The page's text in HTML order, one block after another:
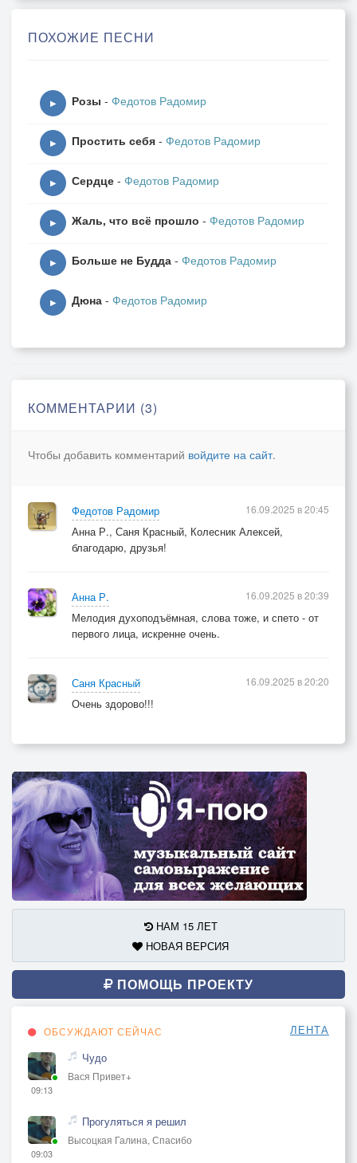
ПОХОЖИЕ ПЕСНИ
▶ Розы - Федотов Радомир
▶ Простить себя - Федотов Радомир
▶ Сердце - Федотов Радомир
▶ Жаль, что всё прошло - Федотов Радомир
▶ Больше не Будда - Федотов Радомир
▶ Дюна - Федотов Радомир
КОММЕНТАРИИ (3)
Чтобы добавить комментарий войдите на сайт.
Федотов Радомир
Анна Р., Саня Красный, Колесник Алексей,
благодарю, друзья!
16.09.2025 в 20:45
Анна Р.
Мелодия духоподъёмная, слова тоже, и спето - от
первого лица, искренне очень.
16.09.2025 в 20:39
Саня Красный
Очень здорово!!!
16.09.2025 в 20:20
НАМ 15 ЛЕТ
НОВАЯ ВЕРСИЯ
ПОМОЩЬ ПРОЕКТУ
ОБСУЖДАЮТ СЕЙЧАС ЛЕНТА
09:13
Чудо
Вася Привет+
09:03
Прогуляться я решил
Высоцкая Галина, Спасибо